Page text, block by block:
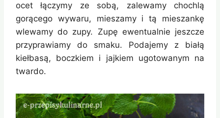
ocet łączymy ze sobą, zalewamy chochlą
gorącego wywaru, mieszamy i tą mieszankę
wlewamy do zupy. Zupę ewentualnie jeszcze
przyprawiamy do smaku. Podajemy z białą
kiełbasą, boczkiem i jajkiem ugotowanym na
twardo.